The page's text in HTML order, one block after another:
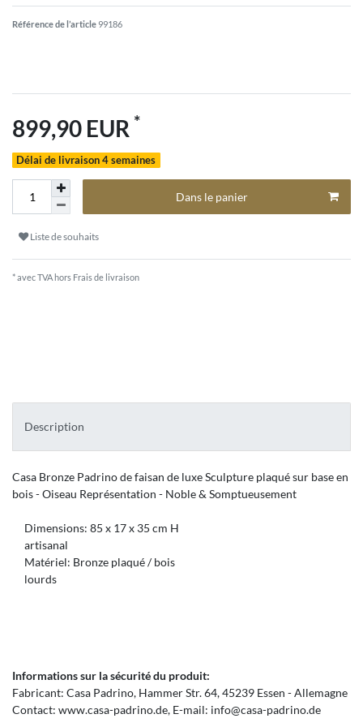
Référence de l’article 99186
899,90 EUR *
Délai de livraison 4 semaines
Dans le panier
Liste de souhaits
* avec TVA hors Frais de livraison
Description
Casa Bronze Padrinode faisan de luxeSculpture plaquésur base en
bois- Oiseau Représentation - Noble& Somptueusement
Dimensions: 85 x 17x 35 cm H
artisanal
Matériel: Bronze plaqué/ bois
lourds
Informations sur la sécurité du produit:
Fabricant: Casa Padrino Hammer Str.64 45239 Essen
Allemagne
Contact: www.casa-padrino.de E-mail: info@casa-padrino.de